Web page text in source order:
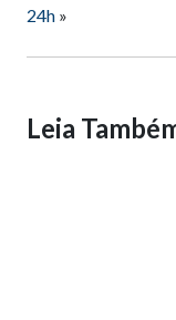
24h »
Leia